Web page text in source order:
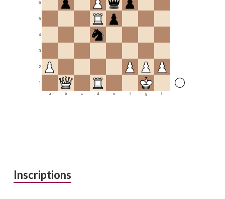
1
2
3
4
5
6
a b c d e f g h
Inscriptions